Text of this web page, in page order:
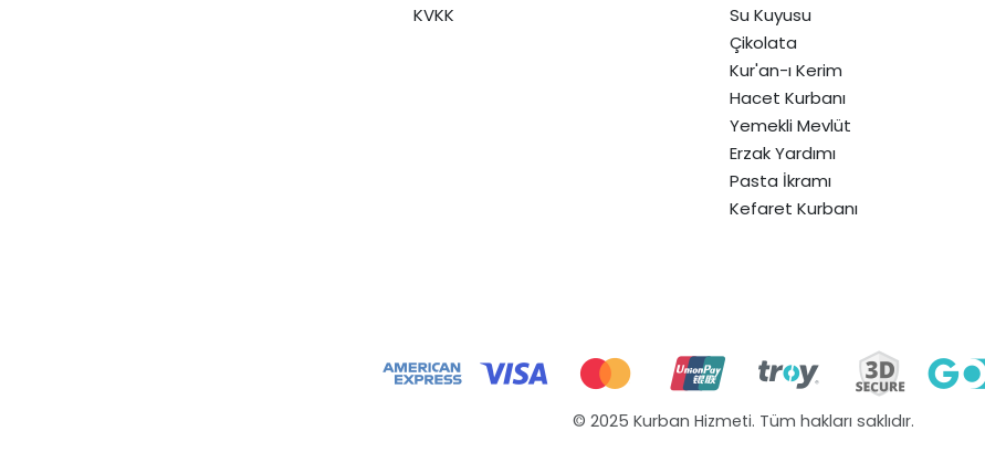
KVKK
Su Kuyusu
Çikolata
Kur'an-ı Kerim
Hacet Kurbanı
Yemekli Mevlüt
Erzak Yardımı
Pasta İkramı
Kefaret Kurbanı
© 2025 Kurban Hizmeti. Tüm hakları saklıdır.